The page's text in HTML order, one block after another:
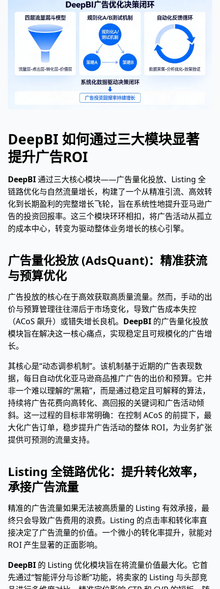
DeepBI 如何通过三大模块显著
提升广告ROI
DeepBI通过三大核心模块——广告量化投放、Listing 全
链路优化与自然流量增长，构建了一个从精准引流、高效转
化到长期盈利的完整增长飞轮，旨在系统性地提升亚马逊广
告的投资回报率。这三个模块环环相扣，将广告活动从孤立
的成本中心，转变为驱动整体业务增长的核心引擎。
广告量化投放 (AdsQuant)：精准获流
与预算优化
广告投放的核心在于高效获取高质量流量。然而，手动的出
价与预算管理往往滞后于市场变化，导致广告成本失控
（ACoS 飙升）或错失增长良机。 DeepBI 的广告量化投放
模块旨在解决这一核心痛点，实现稳定且可规模化的广告增
长。
其核心是“动态调参机制”。该机制基于近期的广告表现数
据，每日自动优化亚马逊商品推广广告的出价和预算。它并
非一个难以理解的“黑箱”，而是通过稳定且可解释的算法，
持续将广告花费向高转化、高回报的关键词和广告活动倾
斜。这一过程的目标非常明确：在控制 ACoS 的前提下，最
大化广告订单，稳步提升广告活动的整体 ROI，为业务扩张
提供可预测的流量支持。
Listing 全链路优化：提升转化效率，
承接广告流量
精准的广告流量如果无法被高质量的 Listing 有效承接，最
终只会导致广告费用的浪费。Listing 的点击率和转化率直
接决定了广告流量的价值。一个微小的转化率提升，就能对
ROI 产生显著的正面影响。
DeepBI 的 Listing 优化模块旨在将流量价值最大化。它首
先通过“智能评分与诊断”功能，将卖家的 Listing 与头部竞